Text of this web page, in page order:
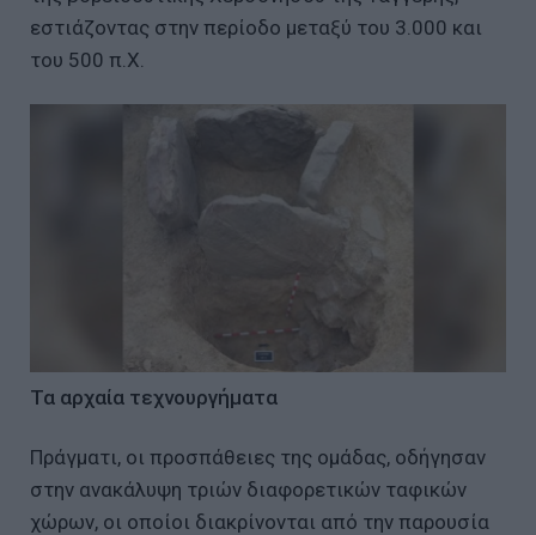
εστιάζοντας στην περίοδο μεταξύ του 3.000 και
του 500 π.Χ.
Τα αρχαία τεχνουργήματα
Πράγματι, οι προσπάθειες της ομάδας, οδήγησαν
στην ανακάλυψη τριών διαφορετικών ταφικών
χώρων, οι οποίοι διακρίνονται από την παρουσία